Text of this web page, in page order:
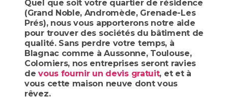
Quel que soit votre quartier de résidence
(Grand Noble, Andromède, Grenade-Les
Prés), nous vous apporterons notre aide
pour trouver des sociétés du bâtiment de
qualité. Sans perdre votre temps, à
Blagnac comme à Aussonne, Toulouse,
Colomiers, nos entreprises seront ravies
devous fournir un devis gratuit, et et à
vous cette maison neuve dont vous
rêvez.